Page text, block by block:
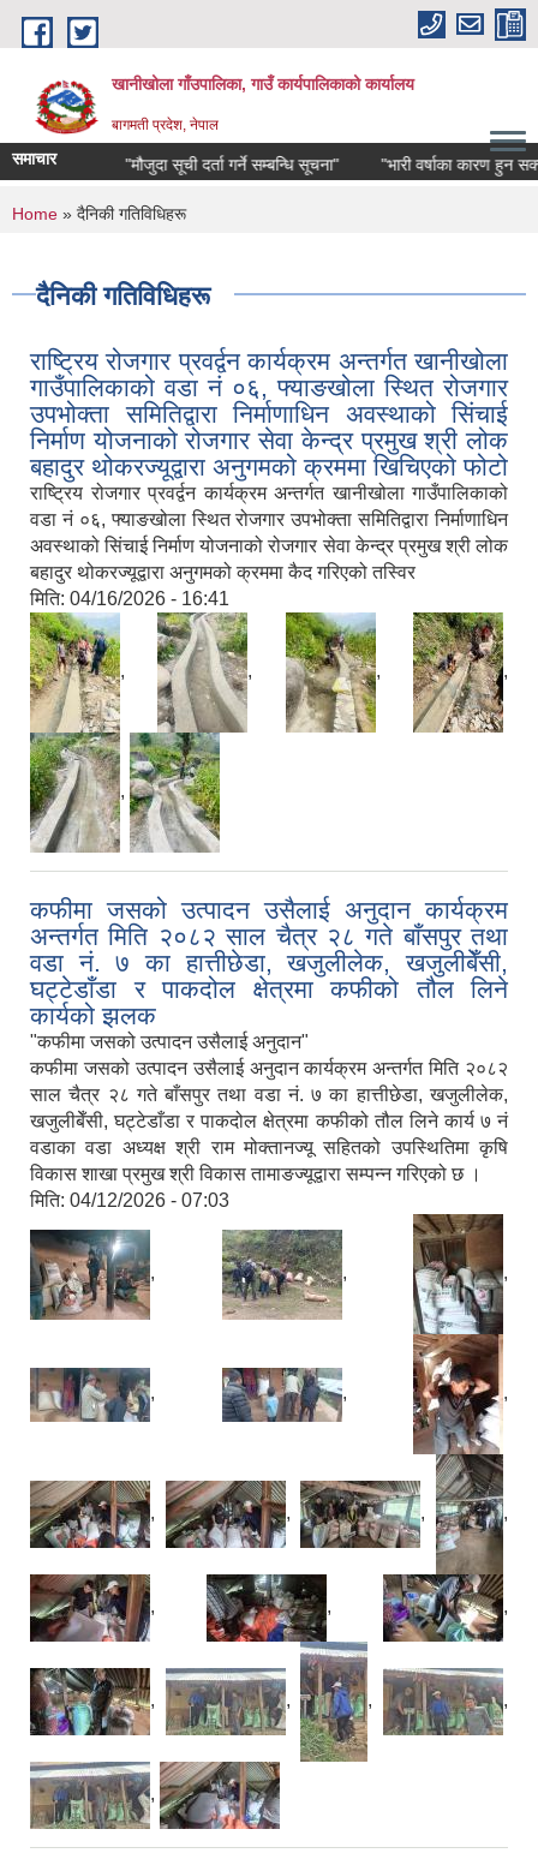
Skip to main content
खानीखोला गाँउपालिका, गाउँ कार्यपालिकाको कार्यालय
बागमती प्रदेश, नेपाल
समाचार "मौजुदा सूची दर्ता गर्ने सम्बन्धि सूचना" "भारी वर्षाका कारण हुन सक्ने
You are here
Home » दैनिकी गतिविधिहरू
दैनिकी गतिविधिहरू
राष्ट्रिय रोजगार प्रवर्द्वन कार्यक्रम अन्तर्गत खानीखोला
गाउँपालिकाको वडा नं ०६, फ्याङखोला स्थित रोजगार
उपभोक्ता समितिद्वारा निर्माणाधिन अवस्थाको सिंचाई
निर्माण योजनाको रोजगार सेवा केन्द्र प्रमुख श्री लोक
बहादुर थोकरज्यूद्वारा अनुगमको क्रममा खिचिएको फोटो
राष्ट्रिय रोजगार प्रवर्द्वन कार्यक्रम अन्तर्गत खानीखोला गाउँपालिकाको
वडा नं ०६, फ्याङखोला स्थित रोजगार उपभोक्ता समितिद्वारा निर्माणाधिन
अवस्थाको सिंचाई निर्माण योजनाको रोजगार सेवा केन्द्र प्रमुख श्री लोक
बहादुर थोकरज्यूद्वारा अनुगमको क्रममा कैद गरिएको तस्विर
मिति: 04/16/2026 - 16:41
, , , ,
,
कफीमा जसको उत्पादन उसैलाई अनुदान कार्यक्रम
अन्तर्गत मिति २०८२ साल चैत्र २८ गते बाँसपुर तथा
वडा नं. ७ का हात्तीछेडा, खजुलीलेक, खजुलीबेँसी,
घट्टेडाँडा र पाकदोल क्षेत्रमा कफीको तौल लिने
कार्यको झलक
"कफीमा जसको उत्पादन उसैलाई अनुदान"
कफीमा जसको उत्पादन उसैलाई अनुदान कार्यक्रम अन्तर्गत मिति २०८२
साल चैत्र २८ गते बाँसपुर तथा वडा नं. ७ का हात्तीछेडा, खजुलीलेक,
खजुलीबेँसी, घट्टेडाँडा र पाकदोल क्षेत्रमा कफीको तौल लिने कार्य ७ नं
वडाका वडा अध्यक्ष श्री राम मोक्तानज्यू सहितको उपस्थितिमा कृषि
विकास शाखा प्रमुख श्री विकास तामाङज्यूद्वारा सम्पन्न गरिएको छ ।
मिति: 04/12/2026 - 07:03
, , ,
, , ,
, , , ,
, , ,
, , , ,
,